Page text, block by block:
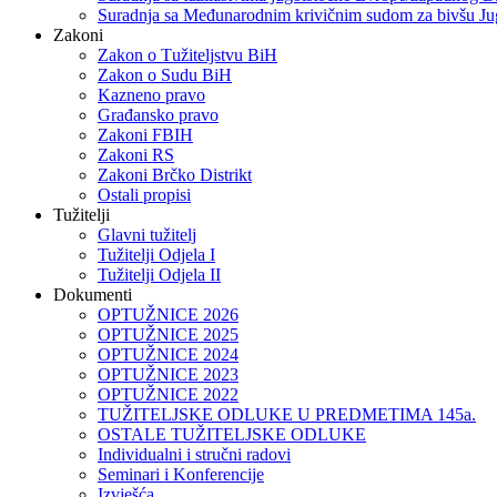
Suradnja sa Međunarodnim krivičnim sudom za bivšu
Zakoni
Zakon o Тužiteljstvu BiH
Zakon o Sudu BiH
Kazneno pravo
Građansko pravo
Zakoni FBIH
Zakoni RS
Zakoni Brčko Distrikt
Ostali propisi
Tužitelji
Glavni tužitelj
Tužitelji Odjela I
Tužitelji Odjela II
Dokumenti
OPTUŽNICE 2026
OPTUŽNICE 2025
OPTUŽNICE 2024
OPTUŽNICE 2023
OPTUŽNICE 2022
TUŽITELJSKE ODLUKE U PREDMETIMA 145a.
OSTALE TUŽITELJSKE ODLUKE
Individualni i stručni radovi
Seminari i Konferencije